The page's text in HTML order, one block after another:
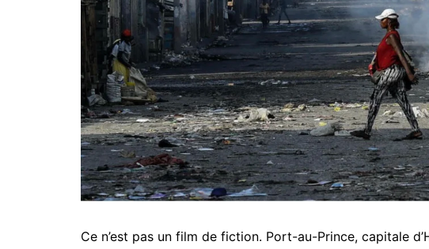
Ce n’est pas un film de fiction. Port-au-Prince, capitale